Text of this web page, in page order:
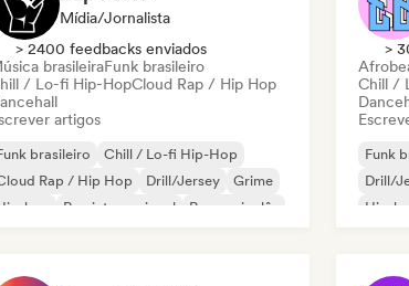
Mídia/Jornalista
> 2400 feedbacks enviados
brasileiraFunk brasileiro
/ Lo-fi Hip-HopCloud Rap / Hip Hop
artigos
brasileiro
Chill / Lo-fi Hip-Hop
Rap / Hip Hop
Drill/Jersey
Grime
hop
Rap internacional Rap em inglês
>
Chill /
Funk
Drill/
Hip-